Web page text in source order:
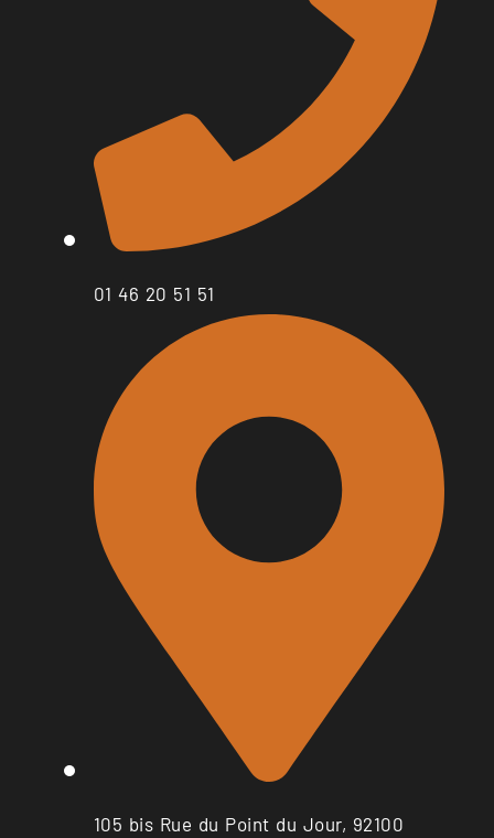
01 46 20 51 51
105 bis Rue du Point du Jour, 92100